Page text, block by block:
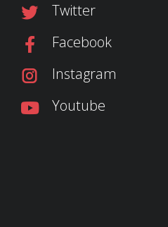
Twitter
Facebook
Instagram
Youtube